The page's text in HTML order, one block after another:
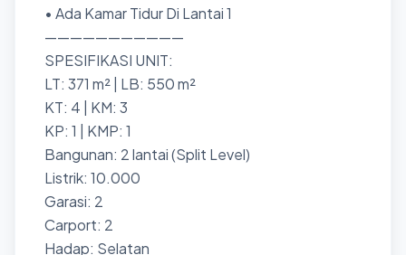
• Ada Kamar Tidur Di Lantai 1
———————————
SPESIFIKASI UNIT:
LT: 371 m² | LB: 550 m²
KT: 4 | KM: 3
KP: 1 | KMP: 1
Bangunan: 2 lantai (Split Level)
Listrik: 10.000
Garasi: 2
Carport: 2
Hadap: Selatan